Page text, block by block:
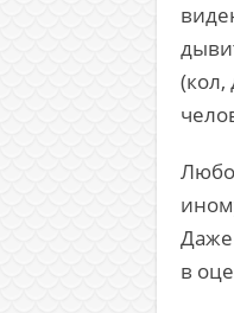
(кол,
Даже
в